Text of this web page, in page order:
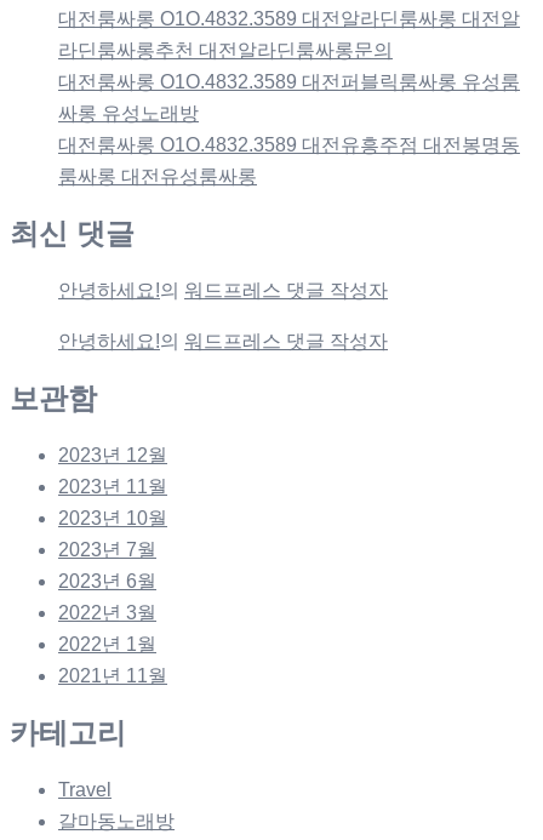
대전룸싸롱 O1O.4832.3589 대전알라딘룸싸롱 대전알
라딘룸싸롱추천 대전알라딘룸싸롱문의
대전룸싸롱 O1O.4832.3589 대전퍼블릭룸싸롱 유성룸
싸롱 유성노래방
대전룸싸롱 O1O.4832.3589 대전유흥주점 대전봉명동
룸싸롱 대전유성룸싸롱
최신 댓글
안녕하세요!의 워드프레스 댓글 작성자
안녕하세요!의 워드프레스 댓글 작성자
보관함
2023년 12월
2023년 11월
2023년 10월
2023년 7월
2023년 6월
2022년 3월
2022년 1월
2021년 11월
카테고리
Travel
갈마동노래방